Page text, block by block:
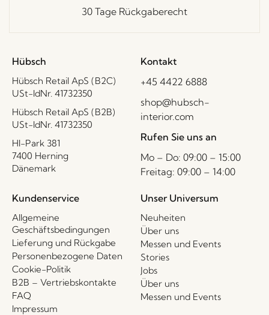
30 Tage Rückgaberecht
Hübsch
Hübsch Retail ApS (B2C)
USt-IdNr. 41732350
Hübsch Retail ApS (B2B)
USt-IdNr. 41732350
HI-Park 381
7400 Herning
Dänemark
Kontakt
+45 4422 6888
shop@hubsch-
interior.com
Rufen Sie uns an
Mo – Do: 09:00 – 15:00
Freitag: 09:00 – 14:00
Kundenservice
Allgemeine
Geschäftsbedingungen
Lieferung und Rückgabe
Personenbezogene Daten
Cookie-Politik
B2B – Vertriebskontakte
FAQ
Impressum
Unser Universum
Neuheiten
Über uns
Messen und Events
Stories
Jobs
Über uns
Messen und Events